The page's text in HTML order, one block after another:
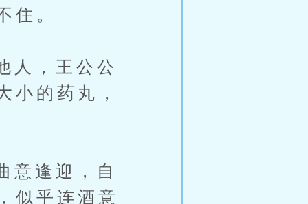
住。
，王公公
小的药丸，
逢迎，自
似乎连酒意